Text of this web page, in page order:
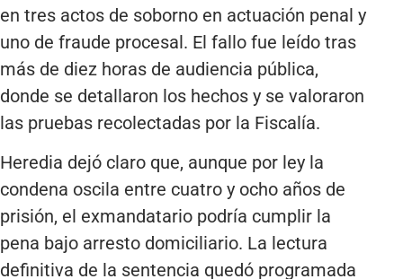
en tres actos de soborno en actuación penal y
uno de fraude procesal. El fallo fue leído tras
más de diez horas de audiencia pública,
donde se detallaron los hechos y se valoraron
las pruebas recolectadas por la Fiscalía.
Heredia dejó claro que, aunque por ley la
condena oscila entre cuatro y ocho años de
prisión, el exmandatario podría cumplir la
pena bajo arresto domiciliario. La lectura
definitiva de la sentencia quedó programada